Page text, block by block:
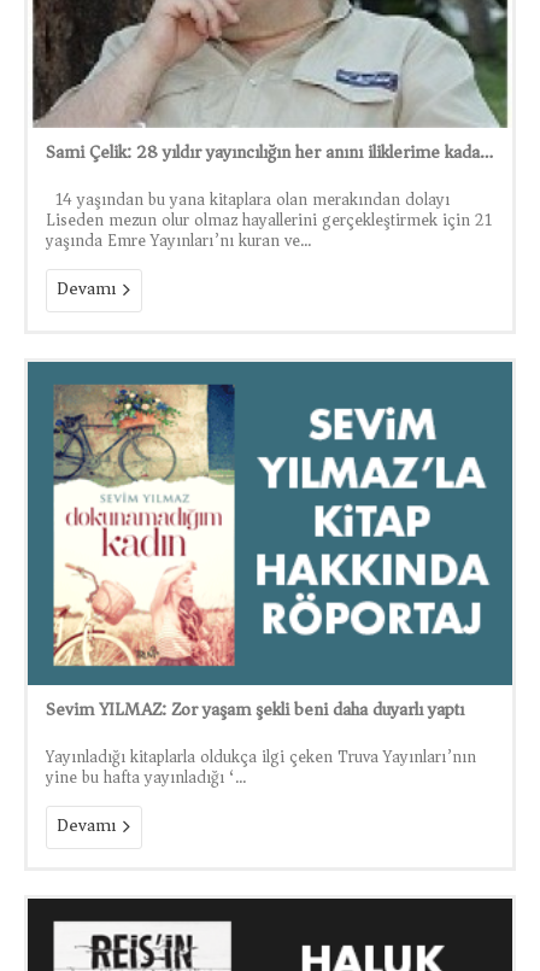
Sami Çelik: 28 yıldır yayıncılığın her anını iliklerime kadar yaşadım
14 yaşından bu yana kitaplara olan merakından dolayı
Liseden mezun olur olmaz hayallerini gerçekleştirmek için 21
yaşında Emre Yayınları’nı kuran ve...
Devamı
Sevim YILMAZ: Zor yaşam şekli beni daha duyarlı yaptı
Yayınladığı kitaplarla oldukça ilgi çeken Truva Yayınları’nın
yine bu hafta yayınladığı ‘...
Devamı